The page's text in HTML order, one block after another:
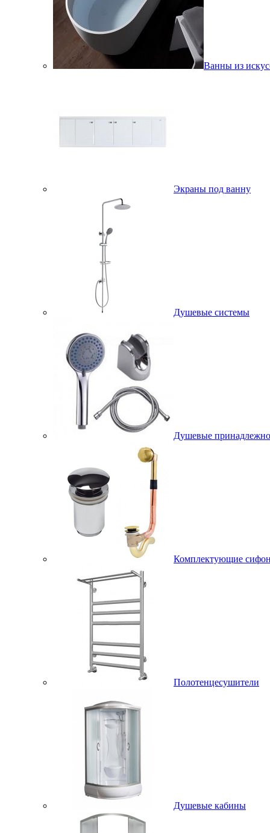
Ванны из
Экраны под ванну
Душевые системы
Душевые
Комплектующие
Полотенцесушители
Душевые кабины